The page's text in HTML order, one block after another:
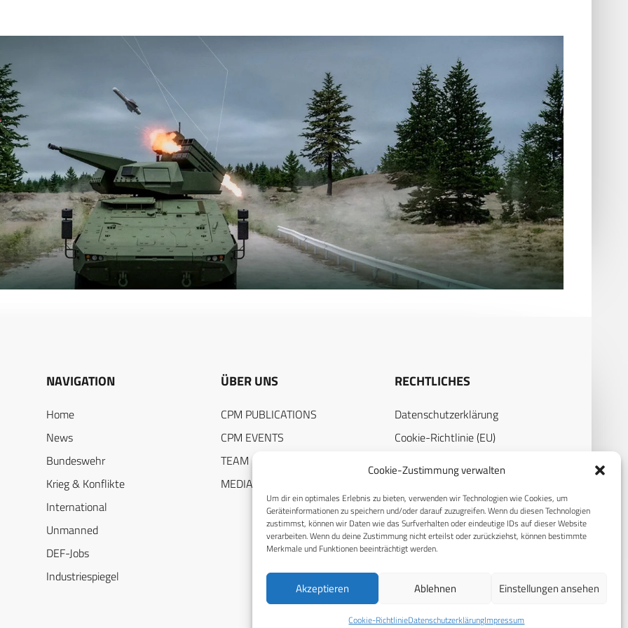
Cookie-Zustimmung verwalten
Um dir ein optimales Erlebnis zu bieten, verwenden wir Technologien wie Cookies, um
Geräteinformationen zu speichern und/oder darauf zuzugreifen. Wenn du diesen Technologien
zustimmst, können wir Daten wie das Surfverhalten oder eindeutige IDs auf dieser Website
verarbeiten. Wenn du deine Zustimmung nicht erteilst oder zurückziehst, können bestimmte
Merkmale und Funktionen beeinträchtigt werden.
Akzeptieren Ablehnen Einstellungen ansehen
Cookie-RichtlinieDatenschutzerklärungImpressum
NAVIGATION
Home
News
Bundeswehr
Krieg & Konflikte
International
Unmanned
DEF-Jobs
Industriespiegel
ÜBER UNS
CPM PUBLICATIONS
CPM EVENTS
TEAM
MEDIADATEN
RECHTLICHES
Datenschutzerklärung
Cookie-Richtlinie (EU)
Impressum
© 2026 CPM GmbH – Alle Rechte vorbehalten